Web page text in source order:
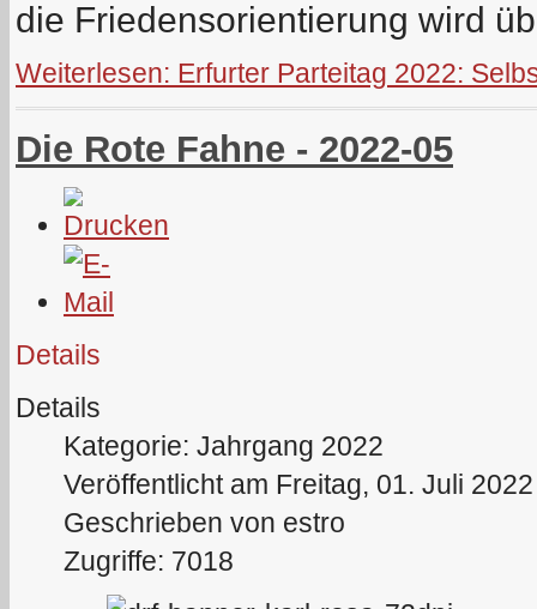
die Friedensorientierung wird
Weiterlesen: Erfurter Parteitag 2022:
Die Rote Fahne - 2022-05
Details
Details
Kategorie: Jahrgang 2022
Veröffentlicht am Freitag, 01. Juli
Geschrieben von estro
Zugriffe: 7018